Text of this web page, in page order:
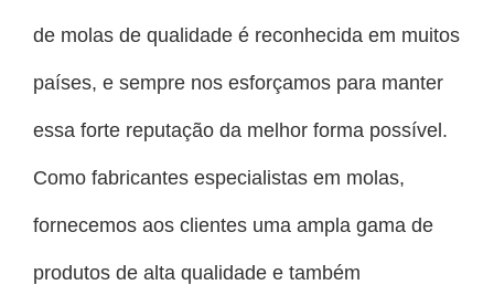
de molas de qualidade é reconhecida em muitos
países, e sempre nos esforçamos para manter
essa forte reputação da melhor forma possível.
Como fabricantes especialistas em molas,
fornecemos aos clientes uma ampla gama de
produtos de alta qualidade e também